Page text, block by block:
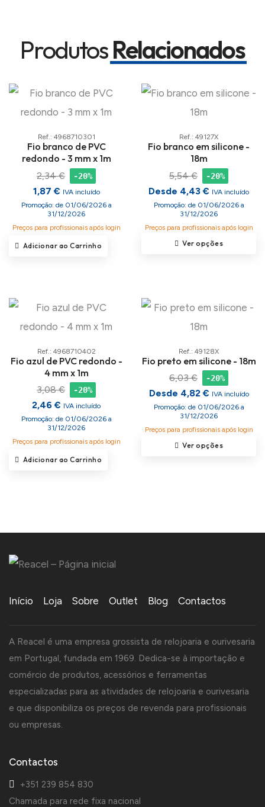
ProdutosRelacionados
Ref.: 4968710301
Fio branco de PVC
redondo - 3 mm x 1m
2,34 € -20%
1,87 € IVA incluído
Promoção: de 01/06/2026 a
31/12/2026
Preços para profissionais após login
Adicionar ao Carrinho
Ref.: 49127X
Fio branco em silicone -
18m
5,54 € -20%
Desde 4,43 € IVA incluído
Promoção: de 01/06/2026 a
31/12/2026
Preços para profissionais após login
Ver opções
Ref.: 4968710402
Fio azul de PVC redondo -
4 mm x 1m
3,08 € -20%
2,46 € IVA incluído
Promoção: de 01/06/2026 a
31/12/2026
Preços para profissionais após login
Adicionar ao Carrinho
Ref.: 49128X
Fio preto em silicone - 18m
6,03 € -20%
Desde 4,82 € IVA incluído
Promoção: de 01/06/2026 a
31/12/2026
Preços para profissionais após login
Ver opções
Início Loja Sobre Outlet Blog Contactos
A Reacel é uma empresa grossista de relojoaria e ourivesaria
em Portugal, fundada em 1969. Dedica-se à importação e
comércio de produtos, acessórios e ferramentas
especializadas para as atividades de relojoaria e ourivesaria
e que disponibiliza os preços de revenda para profissionais
ou empresas.
Contactos
+351 239 854 830
Chamada para rede fixa nacional